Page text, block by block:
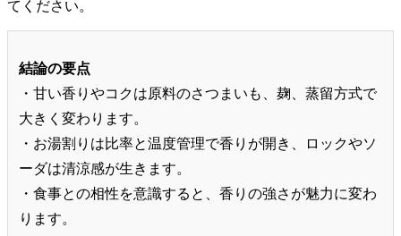
てください。
結論の要点
・甘い香りやコクは原料のさつまいも、麹、蒸留方式で
大きく変わります。
・お湯割りは比率と温度管理で香りが開き、ロックやソ
ーダは清涼感が生きます。
・食事との相性を意識すると、香りの強さが魅力に変わ
ります。